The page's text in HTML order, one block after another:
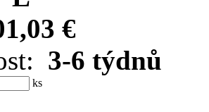
€
3-6 týdnů
ks